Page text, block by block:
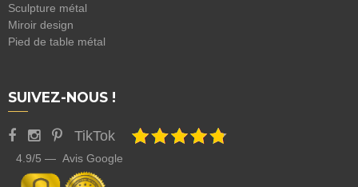
Sculpture métal
Miroir design
Pied de table métal
SUIVEZ-NOUS !
TikTok
4.9/5 — Avis Google